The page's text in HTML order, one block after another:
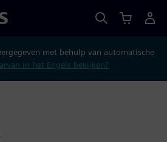
met behulp van automatische
in het Engels bekijken?